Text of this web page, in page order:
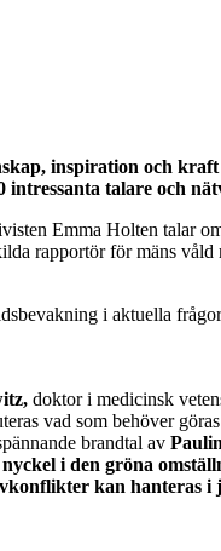
inspiration och
talare och
Emma Holten talar
rapportör för mäns
i aktuella
doktor i medicinsk
vad som behöver
brandtal av
i den gröna
kan hanteras i